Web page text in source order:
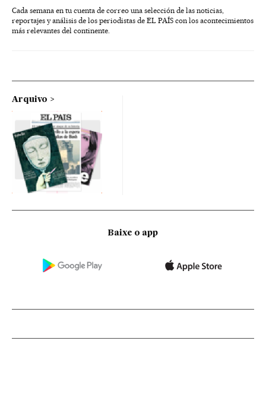
Cada semana en tu cuenta de correo una selección de las noticias,
reportajes y análisis de los periodistas de EL PAÍS con los acontecimientos
más relevantes del continente.
Arquivo
Baixe o app